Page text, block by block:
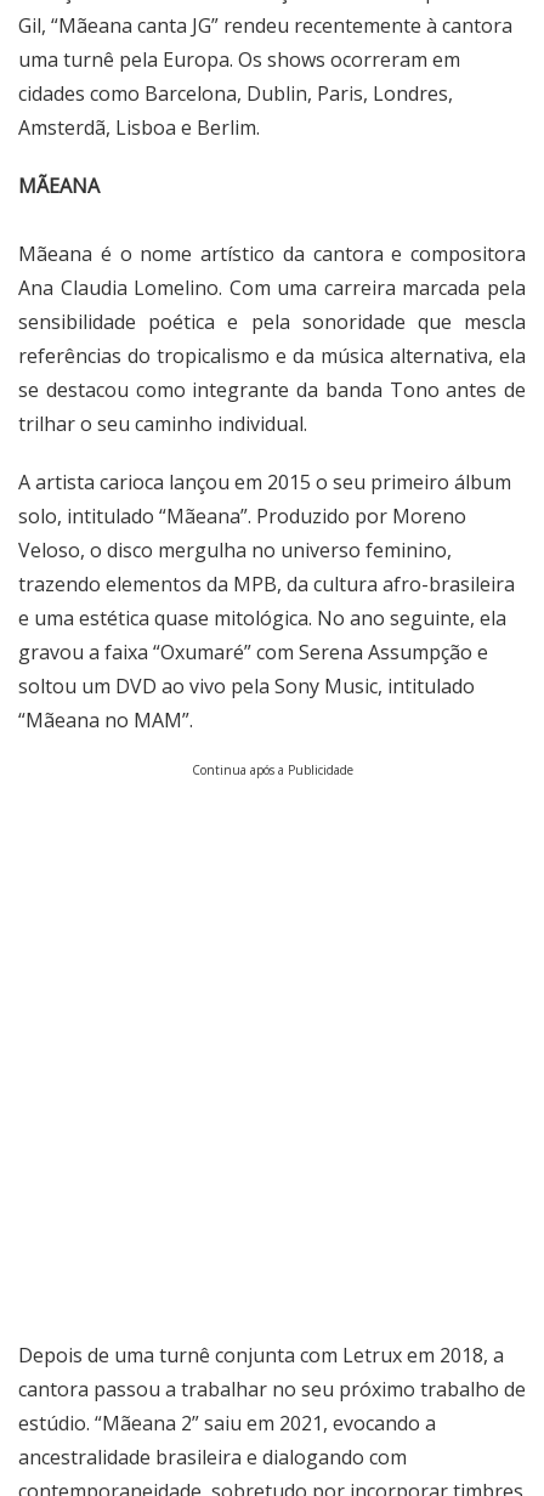
Gil, “Mãeana canta JG” rendeu recentemente à cantora
uma turnê pela Europa. Os shows ocorreram em
cidades como Barcelona, Dublin, Paris, Londres,
Amsterdã, Lisboa e Berlim.
MÃEANA
Mãeana é o nome artístico da cantora e compositora
Ana Claudia Lomelino. Com uma carreira marcada pela
sensibilidade poética e pela sonoridade que mescla
referências do tropicalismo e da música alternativa, ela
se destacou como integrante da banda Tono antes de
trilhar o seu caminho individual.
A artista carioca lançou em 2015 o seu primeiro álbum
solo, intitulado “Mãeana”. Produzido por Moreno
Veloso, o disco mergulha no universo feminino,
trazendo elementos da MPB, da cultura afro-brasileira
e uma estética quase mitológica. No ano seguinte, ela
gravou a faixa “Oxumaré” com Serena Assumpção e
soltou um DVD ao vivo pela Sony Music, intitulado
“Mãeana no MAM”.
Continua após a Publicidade
Depois de uma turnê conjunta com Letrux em 2018, a
cantora passou a trabalhar no seu próximo trabalho de
estúdio. “Mãeana 2” saiu em 2021, evocando a
ancestralidade brasileira e dialogando com
contemporaneidade, sobretudo por incorporar timbres